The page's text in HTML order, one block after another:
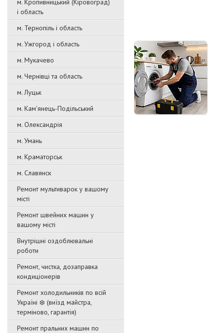
м. Кропивницький (Кіровоград)
і область
м. Тернопіль і область
м. Ужгород і область
м. Мукачево
м. Чернівці та область
м. Луцьк
м. Кам'янець-Подільський
м. Олександрія
м. Умань
м. Краматорськ
м. Славянск
Ремонт мультиварок у вашому
місті
Ремонт швейних машин у
вашому місті
Внутрішні оздоблювальні
роботи
Ремонт, чистка, дозаправка
кондиціонерів
Ремонт холодильників по всій
Україні ❄️ (виїзд майстра,
терміново, гарантія)
Ремонт пральних машин по